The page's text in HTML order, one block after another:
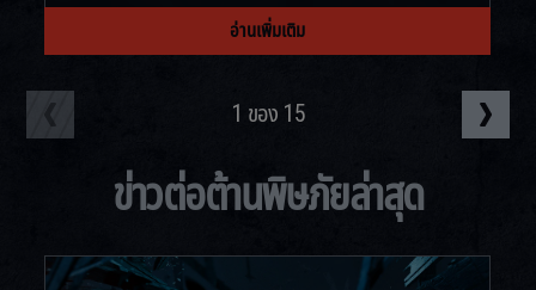
อ่านเพิ่มเติม
1 ของ 15
ข่าวต่อต้านพิษภัยล่าสุด